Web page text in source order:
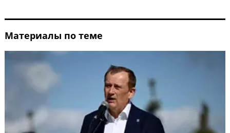
Материалы по теме